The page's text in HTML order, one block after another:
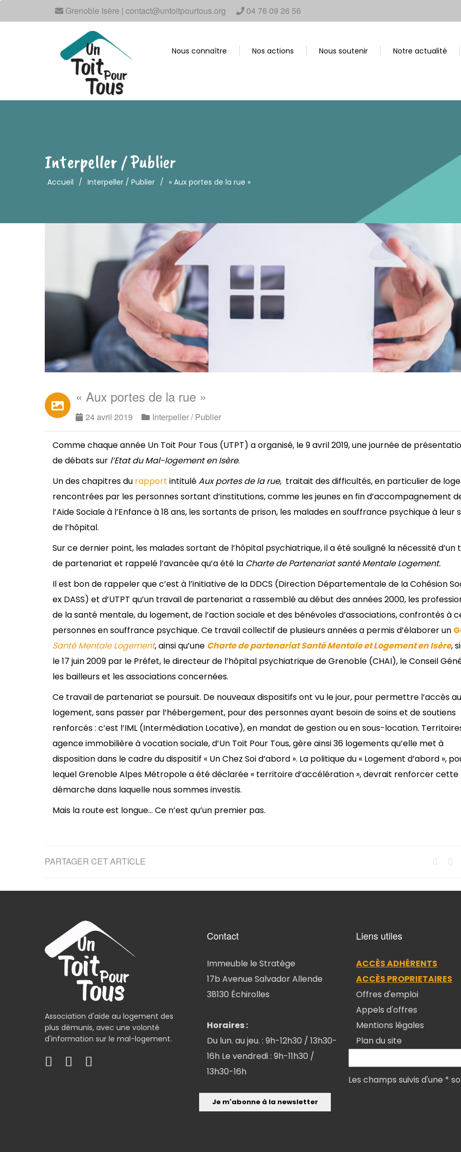
Grenoble Isère | contact@untoitpourtous.org 04 76 09 26 56
Nous connaître Nos actions Nous soutenir Notre actualité
Interpeller / Publier
Accueil / Interpeller / Publier / « Aux portes de la rue »
« Aux portes de la rue »
24 avril 2019 Interpeller / Publier
Comme chaque année Un Toit Pour Tous (UTPT) a organisé, le 9 avril 2019, une journée de
de débats sur l’Etat du Mal-logement en Isère.
Un des chapitres du rapport intituléAux portes de la rue, traitait des difficultés, en particulier de
rencontrées par les personnes sortant d’institutions, comme les jeunes en fin d’accompagnement
l’Aide Sociale à l’Enfance à 18 ans, les sortants de prison, les malades en souffrance psychique à leur
de l’hôpital.
Sur ce dernier point, les malades sortant de l’hôpital psychiatrique, il a été souligné la nécessité d’un
de partenariat et rappelé l’avancée qu’a été la Charte de Partenariat santé Mentale Logement.
Il est bon de rappeler que c’est à l’initiative de la DDCS (Direction Départementale de la Cohésion
ex DASS) et d’UTPT qu’un travail de partenariat a rassemblé au début des années 2000, les
de la santé mentale, du logement, de l’action sociale et des bénévoles d’associations, confrontés à
personnes en souffrance psychique. Ce travail collectif de plusieurs années a permis d’élaborer un
Santé Mentale Logement, ainsi qu’une Charte de partenariat Santé Mentale et Logement en Isère,
le 17 juin 2009 par le Préfet, le directeur de l’hôpital psychiatrique de Grenoble (CHAI), le Conseil
les bailleurs et les associations concernées.
Ce travail de partenariat se poursuit. De nouveaux dispositifs ont vu le jour, pour permettre l’accès au
logement, sans passer par l’hébergement, pour des personnes ayant besoin de soins et de soutiens
renforcés : c’est l’IML (Intermédiation Locative), en mandat de gestion ou en sous-location.
agence immobilière à vocation sociale, d’Un Toit Pour Tous, gère ainsi 36 logements qu’elle met à
disposition dans le cadre du dispositif « Un Chez Soi d’abord ». La politique du « Logement d’abord »,
lequel Grenoble Alpes Métropole a été déclarée « territoire d’accélération », devrait renforcer cette
démarche dans laquelle nous sommes investis.
Mais la route est longue… Ce n’est qu’un premier pas.
PARTAGER CET ARTICLE
Association d'aide au logement des
plus démunis, avec une volonté
d'information sur le mal-logement.
Contact
Immeuble le Stratège
17b Avenue Salvador Allende
38130 Échirolles
Horaires :
Du lun. au jeu. : 9h-12h30 / 13h30-
16h Le vendredi : 9h-11h30 /
13h30-16h
Liens utiles
ACCÈS ADHÉRENTS
ACCÈS PROPRIETAIRES
Offres d'emploi
Appels d'offres
Mentions légales
Plan du site
Les champs suivis d'une *